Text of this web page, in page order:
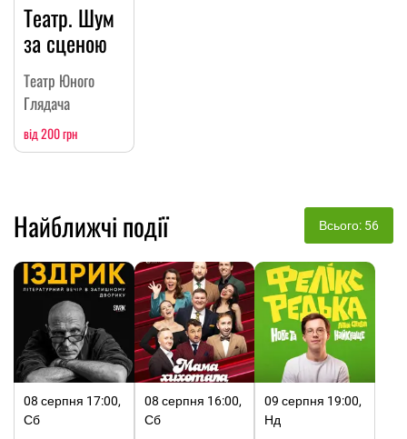
Театр. Шум
за сценою
Театр Юного
Глядача
від 200 грн
Найближчі події Всього: 56
08 серпня 17:00,
Сб
08 серпня 16:00,
Сб
09 серпня 19:00,
Нд